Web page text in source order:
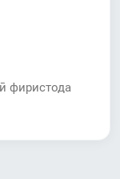
фиристода